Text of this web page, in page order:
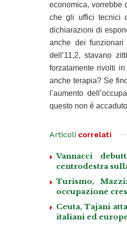
economica, vorrebbe
che gli uffici tecnici
dichiarazioni di
anche dei
dell’11,2, stavano
forzatamente rivolti
anche terapia? Se
l’aumento
questo non è
Articoli correlati
Vannacci
centrodestra
Turismo,
occupazione
Ceuta, Tajani
italiani ed